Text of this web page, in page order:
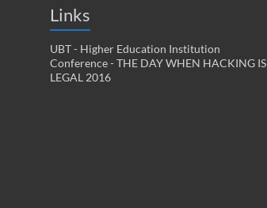
Links
UBT - Higher Education Institution
Conference - THE DAY WHEN HACKING IS
LEGAL 2016